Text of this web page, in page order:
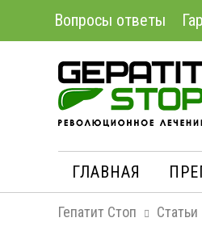
Вопросы ответы
ГЛАВНАЯ
Гепатит Стоп Статьи